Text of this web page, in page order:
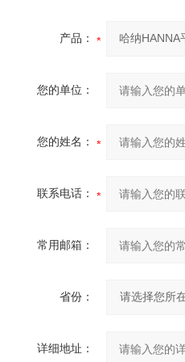
产品：
您的单位：
您的姓名：
联系电话：
常用邮箱：
省份：
详细地址：